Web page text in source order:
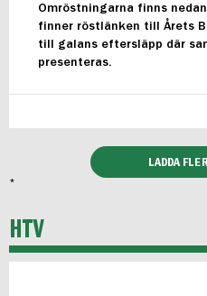
Omröstningarna finns
finner röstlänken till Årets
till galans eftersläpp där
presenteras.
LADDA
*
HTV